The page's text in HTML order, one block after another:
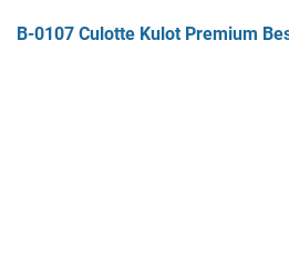
B-0107 Culotte Kulot Premium